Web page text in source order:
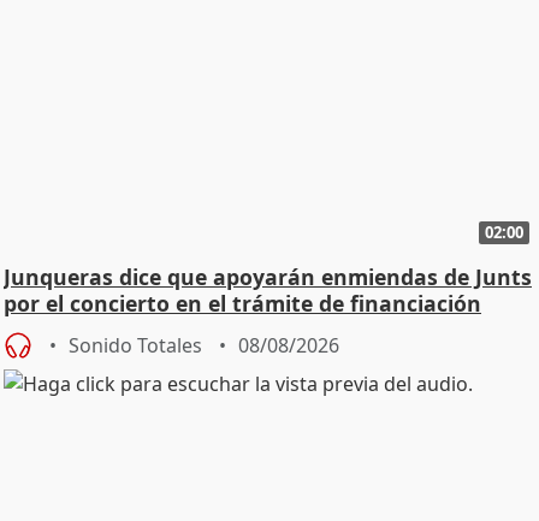
02:00
Junqueras dice que apoyarán enmiendas de Junts
por el concierto en el trámite de financiación
Sonido Totales 08/08/2026